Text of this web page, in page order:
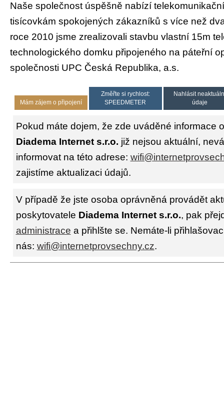
Naše společnost úspěšně nabízí
tisícovkám spokojených zákazníků s více než
roce 2010 jsme zrealizovali stavbu vlastní 15m
technologického domku připojeného na páteřní
společnosti UPC Česká Republika, a.s.
Mám zájem o připojení
Změřte si rychlost:
SPEEDMETER
Nahlásit
údaje
Pokud máte dojem, že zde uváděné informace
Diadema Internet s.r.o. již nejsou aktuální,
informovat na této adrese:
zajistíme aktualizaci údajů.
V případě že jste osoba oprávněná provádět
poskytovatele Diadema Internet s.r.o., pak
administrace a přihlšte se. Nemáte-li
nás: wifi@internetprovsechny.cz.